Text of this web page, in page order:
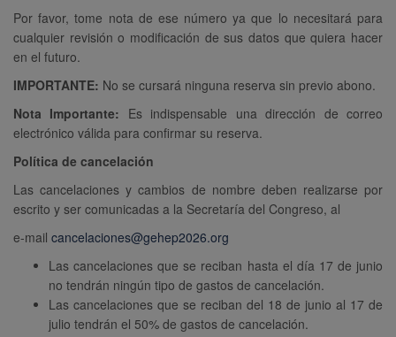
Por favor, tome nota de ese número ya que lo necesitará para
cualquier revisión o modificación de sus datos que quiera hacer
en el futuro.
IMPORTANTE: No se cursará ninguna reserva sin previo abono.
Nota Importante: Es indispensable una dirección de correo
electrónico válida para confirmar su reserva.
Política de cancelación
Las cancelaciones y cambios de nombre deben realizarse por
escrito y ser comunicadas a la Secretaría del Congreso, al
e-mail cancelaciones@gehep2026.org
Las cancelaciones que se reciban hasta el día 17 de junio
no tendrán ningún tipo de gastos de cancelación.
Las cancelaciones que se reciban del 18 de junio al 17 de
julio tendrán el 50% de gastos de cancelación.